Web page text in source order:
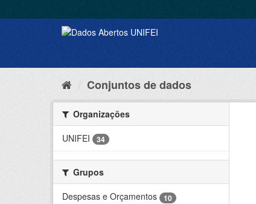
Conjuntos de dados
Organizações
UNIFEI
34
Grupos
Despesas e Orçamentos
10